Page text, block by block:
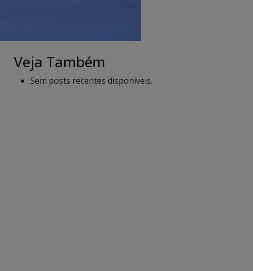
Veja Também
Sem posts recentes disponíveis.